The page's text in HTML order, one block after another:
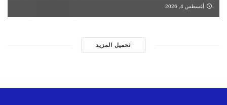
أغسطس 4, 2026
تحميل المزيد